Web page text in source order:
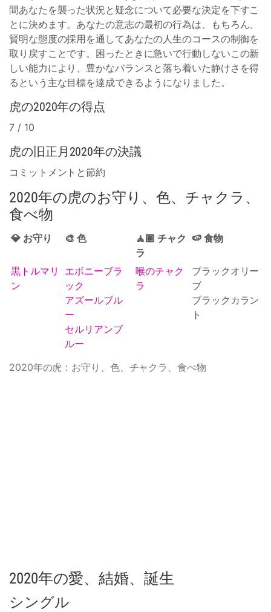
間あなたを襲った状況と疑念について必要な決定を下すこ
とに決めます。あなたの意志の最初の行為は、もちろん、
賢明な態度の採用を通してあなたの人生のコースの制御を
取り戻すことです。困ったときに急いで行動しないこの新
しい能力により、豊かなバランスと落ち着いた静けさを得
るという主な目標を達成できるようになりました。
虎の2020年の得点
7 / 10
虎の旧正月2020年の決議
コミットメントと節約
2020年の虎のお守り、色、チャクラ、
食べ物
2020年の虎：お守り、色、チャクラ、食べ物
💎 お守り 🎨 色
🧘🏽 チャク
ラ
🍉 食物
黒トルマリ
ン
エボニーブラ
ック
アズールブル
ー
セルリアンブ
ルー
喉のチャク
ラ
ブラックオリー
ブ
ブラックカラン
ト
2020年の愛、結婚、誕生
シングル